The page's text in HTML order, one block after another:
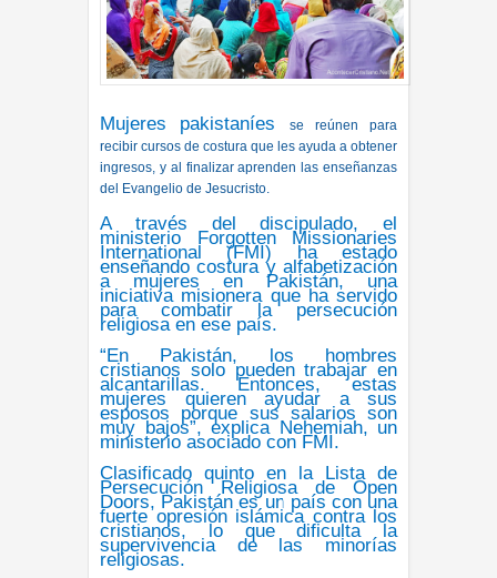
Mujeres pakistaníes
se reúnen para
recibir cursos de costura que les ayuda a obtener
ingresos, y al finalizar aprenden las enseñanzas
del Evangelio de Jesucristo.
A través del discipulado, el
ministerio Forgotten Missionaries
International (FMI) ha estado
enseñando costura y alfabetización
a mujeres en Pakistán, una
iniciativa misionera que ha servido
para combatir la persecución
religiosa en ese país.
“En Pakistán, los hombres
cristianos solo pueden trabajar en
alcantarillas. Entonces,estas
mujeres quieren ayudar a sus
esposos porque sus salarios son
muy bajos”, explica Nehemiah, un
ministerio asociado con FMI.
Clasificado quinto en la Lista de
Persecución Religiosa de Open
Doors, Pakistán es un país con una
fuerte opresión islámica contra los
cristianos, lo que dificulta la
supervivencia de las minorías
religiosas.